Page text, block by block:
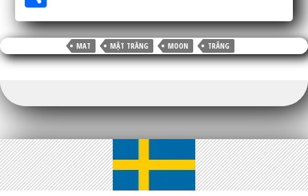
oo
k
er blr Lin
k
t dIntsA
pp
ge
r
ar
e MAT MẶT TRĂNG MOON TRẮNG